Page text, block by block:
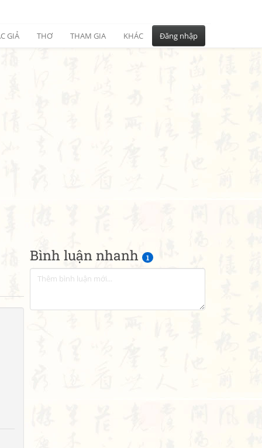
GIẢ THƠ THAM GIA KHÁC Đăng nhập
Bình luận nhanh 1